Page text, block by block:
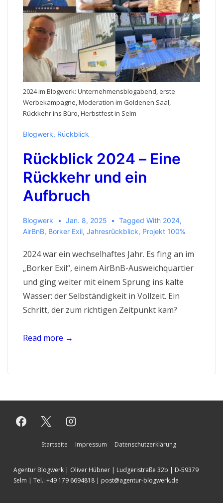
2024 im Blogwerk: Unternehmensblogabend, erste
Werbekampagne, Moderation im Goldenen Saal,
Rückkehr ins Büro, Herbstfest in Selm
Blogwerk, Rückblick
Rückblick 2024 – Eine
Rückkehr und ein
Aufbruch
Blogwerk Jan. 8, 2025 Tagged With 2024,
AirBnB, Borker Exil, Jahresrückblick, Projekt 100%
2024 war ein wechselhaftes Jahr. Es fing an im
„Borker Exil“, einem AirBnB-Ausweichquartier
und ging weiter mit einem Sprung ins kalte
Wasser: der Selbständigkeit in Vollzeit. Ein
Schritt, der zum richtigen Zeitpunkt kam?
Read more →
Startseite Impressum Datenschutzerklärung
Agentur Blogwerk | Oliver Hübner | Ludgeristraße 32b | D-59379
Selm | Tel.: +49 179 6694818 | post@agentur-blogwerk.de